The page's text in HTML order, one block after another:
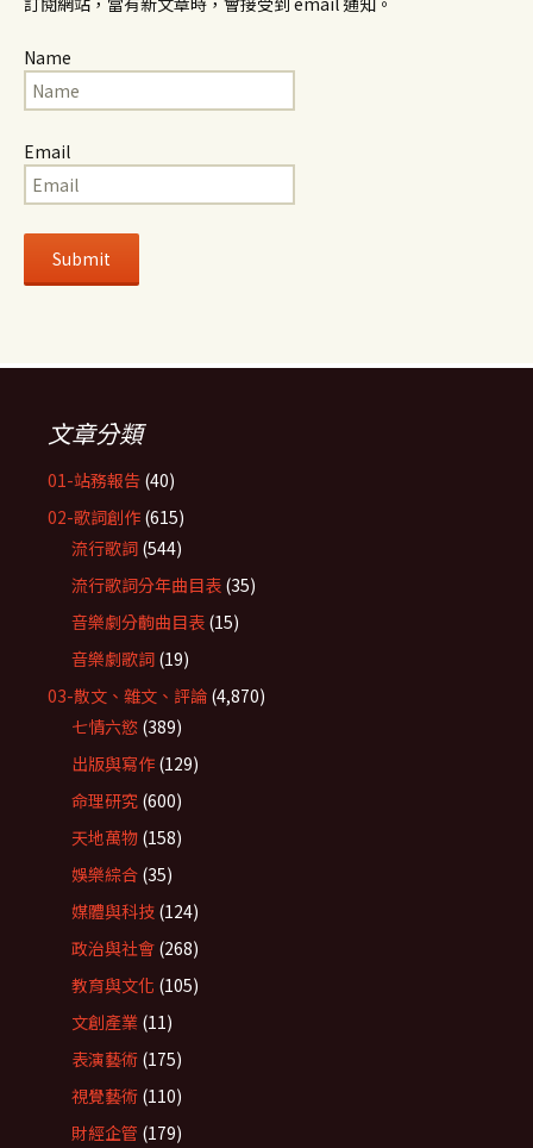
Name
Email
文章分類
01-站務報告 (40)
02-歌詞創作 (615)
流行歌詞 (544)
流行歌詞分年曲目表 (35)
音樂劇分齣曲目表 (15)
音樂劇歌詞 (19)
03-散文、雜文、評論 (4,870)
七情六慾 (389)
出版與寫作 (129)
命理研究 (600)
天地萬物 (158)
娛樂綜合 (35)
媒體與科技 (124)
政治與社會 (268)
教育與文化 (105)
文創產業 (11)
表演藝術 (175)
視覺藝術 (110)
財經企管 (179)